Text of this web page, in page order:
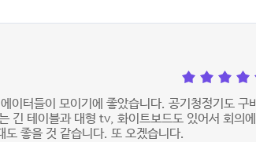
이터들이 모이기에 좋았습니다. 공기청정기도 구비
긴 테이블과 대형 tv, 화이트보드도 있어서 회의에
좋을 것 같습니다. 또 오겠습니다.